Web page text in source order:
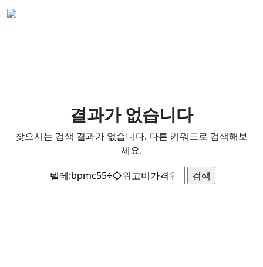
결과가 없습니다
찾으시는 검색 결과가 없습니다. 다른 키워드로 검색해보
세요.
검
색: